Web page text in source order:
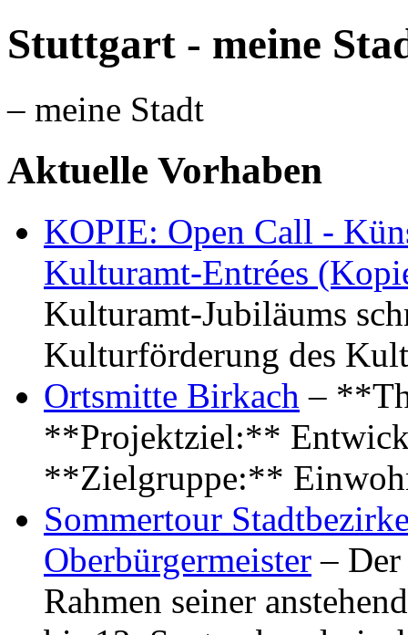
Stuttgart - meine
– meine Stadt
Aktuelle Vorhaben
KOPIE: Open Call -
Kulturamt-Entrées
Kulturamt-Jubiläums
Kulturförderung des
Ortsmitte Birkach –
**Projektziel:**
**Zielgruppe:**
Sommertour
Oberbürgermeister –
Rahmen seiner